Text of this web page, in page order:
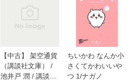
【中古】 架空通貨
（講談社文庫） /
池井戸 潤 / 講談社
ちいかわ なんか小
さくてかわいいや
つ 1/ナガノ